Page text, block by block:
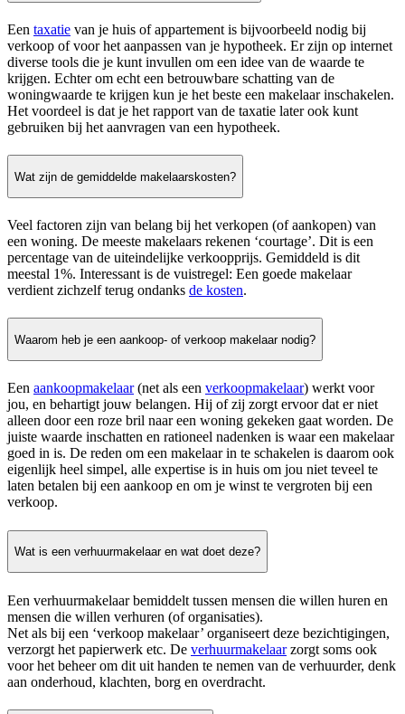
Een taxatie van je huis of appartement is bijvoorbeeld nodig bij
verkoop of voor het aanpassen van je hypotheek. Er zijn op internet
diverse tools die je kunt invullen om een idee van de waarde te
krijgen. Echter om echt een betrouwbare schatting van de
woningwaarde te krijgen kun je het beste een makelaar inschakelen.
Het voordeel is dat je het rapport van de taxatie later ook kunt
gebruiken bij het aanvragen van een hypotheek.
Wat zijn de gemiddelde makelaarskosten?
Veel factoren zijn van belang bij het verkopen (of aankopen) van
een woning. De meeste makelaars rekenen ‘courtage’. Dit is een
percentage van de uiteindelijke verkoopprijs. Gemiddeld is dit
meestal 1%. Interessant is de vuistregel: Een goede makelaar
verdient zichzelf terug ondanks de kosten.
Waarom heb je een aankoop- of verkoop makelaar nodig?
Een aankoopmakelaar(net als een verkoopmakelaar) werkt voor
jou, en behartigt jouw belangen. Hij of zij zorgt ervoor dat er niet
alleen door een roze bril naar een woning gekeken gaat worden. De
juiste waarde inschatten en rationeel nadenken is waar een makelaar
goed in is. De reden om een makelaar in te schakelen is daarom ook
eigenlijk heel simpel, alle expertise is in huis om jou niet teveel te
laten betalen bij een aankoop en om je winst te vergroten bij een
verkoop.
Wat is een verhuurmakelaar en wat doet deze?
Een verhuurmakelaar bemiddelt tussen mensen die willen huren en
mensen die willen verhuren (of organisaties).
Net als bij een ‘verkoop makelaar’ organiseert deze bezichtigingen,
verzorgt het papierwerk etc. De verhuurmakelaarzorgt soms ook
voor het beheer om dit uit handen te nemen van de verhuurder, denk
aan onderhoud, klachten, borg en overdracht.